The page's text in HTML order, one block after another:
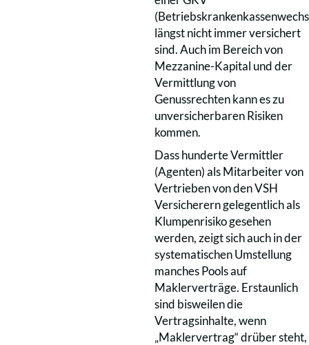
längst nicht immer versichert
sind. Auch im Bereich von
Mezzanine-Kapital und der
Vermittlung von
Genussrechten kann es zu
unversicherbaren Risiken
kommen.
Dass hunderte Vermittler
(Agenten) als Mitarbeiter von
Vertrieben von den VSH
Versicherern gelegentlich als
Klumpenrisiko gesehen
werden, zeigt sich auch in der
systematischen Umstellung
manches Pools auf
Maklerverträge. Erstaunlich
sind bisweilen die
Vertragsinhalte, wenn
„Maklervertrag“ drüber steht,